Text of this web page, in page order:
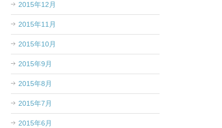
2015年12月
2015年11月
2015年10月
2015年9月
2015年8月
2015年7月
2015年6月